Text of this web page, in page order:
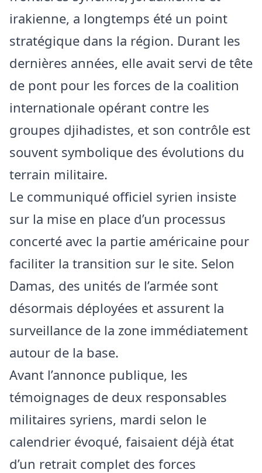
irakienne, a longtemps été un point
stratégique dans la région. Durant les
dernières années, elle avait servi de tête
de pont pour les forces de la coalition
internationale opérant contre les
groupes djihadistes, et son contrôle est
souvent symbolique des évolutions du
terrain militaire.
Le communiqué officiel syrien insiste
sur la mise en place d’un processus
concerté avec la partie américaine pour
faciliter la transition sur le site. Selon
Damas, des unités de l’armée sont
désormais déployées et assurent la
surveillance de la zone immédiatement
autour de la base.
Avant l’annonce publique, les
témoignages de deux responsables
militaires syriens, mardi selon le
calendrier évoqué, faisaient déjà état
d’un retrait complet des forces